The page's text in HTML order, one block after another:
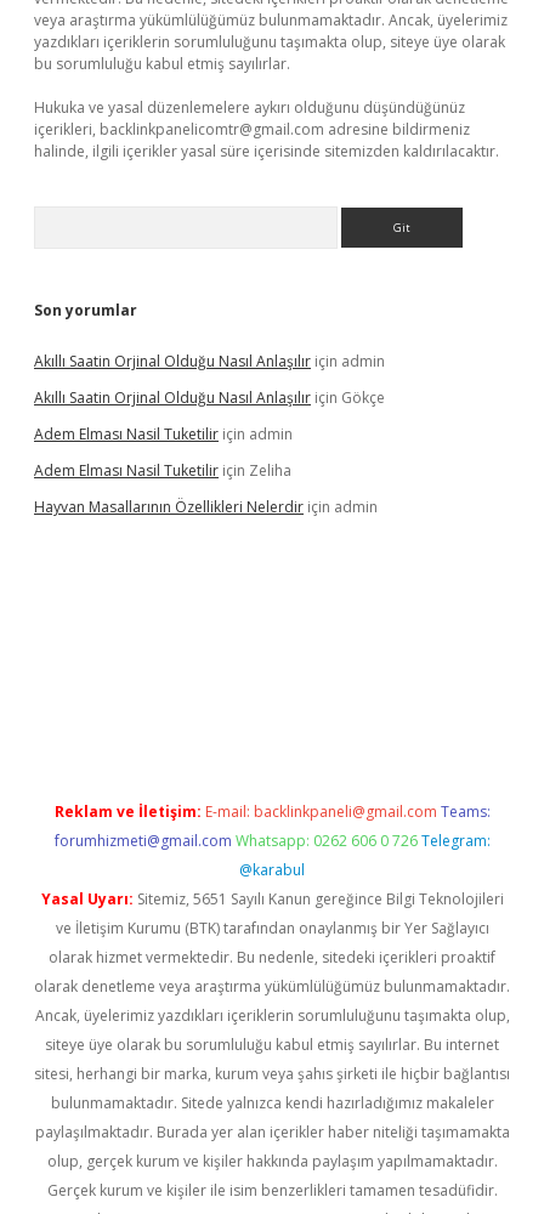
veya araştırma yükümlülüğümüz bulunmamaktadır. Ancak, üyelerimiz
yazdıkları içeriklerin sorumluluğunu taşımakta olup, siteye üye olarak
bu sorumluluğu kabul etmiş sayılırlar.
Hukuka ve yasal düzenlemelere aykırı olduğunu düşündüğünüz
içerikleri, backlinkpanelicomtr@gmail.com adresine bildirmeniz
halinde, ilgili içerikler yasal süre içerisinde sitemizden kaldırılacaktır.
Son yorumlar
Akıllı Saatin Orjinal Olduğu Nasıl Anlaşılır için admin
Akıllı Saatin Orjinal Olduğu Nasıl Anlaşılır için Gökçe
Adem Elması Nasil Tuketilir için admin
Adem Elması Nasil Tuketilir için Zeliha
Hayvan Masallarının Özellikleri Nelerdir için admin
Reklam ve İletişim: E-mail: backlinkpaneli@gmail.com Teams:
forumhizmeti@gmail.com Whatsapp: 0262 606 0 726 Telegram:
@karabul
Yasal Uyarı: Sitemiz, 5651 Sayılı Kanun gereğince Bilgi Teknolojileri
ve İletişim Kurumu (BTK) tarafından onaylanmış bir Yer Sağlayıcı
olarak hizmet vermektedir. Bu nedenle, sitedeki içerikleri proaktif
olarak denetleme veya araştırma yükümlülüğümüz bulunmamaktadır.
Ancak, üyelerimiz yazdıkları içeriklerin sorumluluğunu taşımakta olup,
siteye üye olarak bu sorumluluğu kabul etmiş sayılırlar. Bu internet
sitesi, herhangi bir marka, kurum veya şahıs şirketi ile hiçbir bağlantısı
bulunmamaktadır. Sitede yalnızca kendi hazırladığımız makaleler
paylaşılmaktadır. Burada yer alan içerikler haber niteliği taşımamakta
olup, gerçek kurum ve kişiler hakkında paylaşım yapılmamaktadır.
Gerçek kurum ve kişiler ile isim benzerlikleri tamamen tesadüfidir.